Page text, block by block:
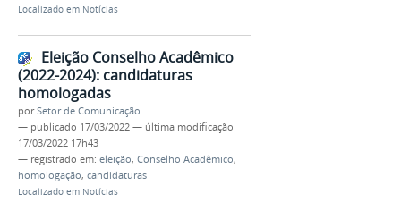
Localizado em Notícias
Eleição Conselho Acadêmico
(2022-2024): candidaturas
homologadas
porSetor de Comunicação
— publicado 17/03/2022 — última modificação
17/03/2022 17h43
— registrado em: eleição, Conselho Acadêmico,
homologação, candidaturas
Localizado em Notícias